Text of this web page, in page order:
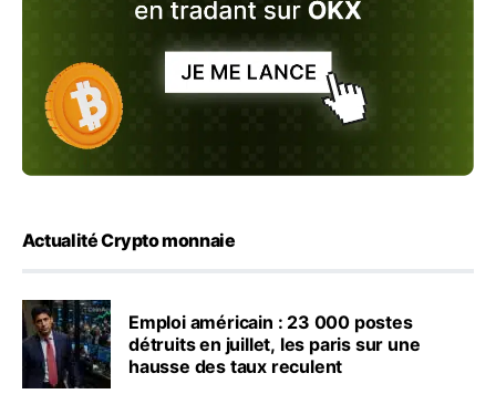
Actualité Crypto monnaie
Emploi américain : 23 000 postes
détruits en juillet, les paris sur une
hausse des taux reculent